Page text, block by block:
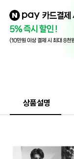
상품설명